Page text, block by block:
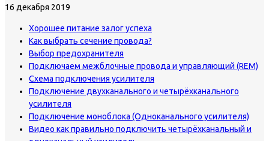
16 декабря 2019
Хорошее питание залог успеха
Как выбрать сечение провода?
Выбор предохранителя
Подключаем межблочные провода и управляющий (REM)
Схема подключения усилителя
Подключение двухканального и четырёхканального
усилителя
Подключение моноблока (Одноканального усилителя)
Видео как правильно подключить четырёхканальный и